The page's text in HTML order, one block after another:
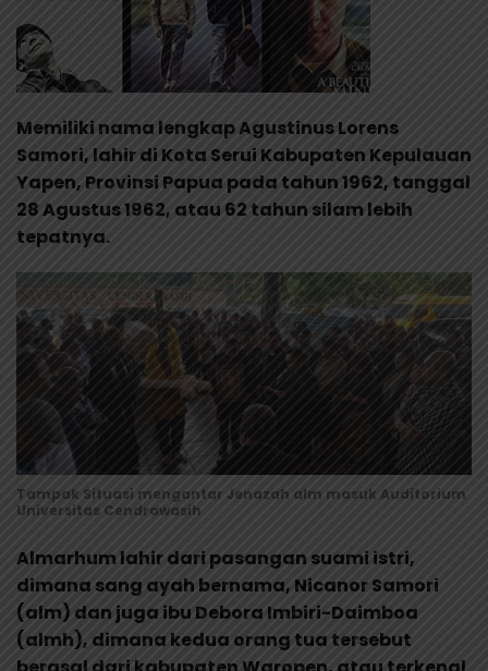
Memiliki nama lengkap Agustinus Lorens
Samori, lahir di Kota Serui Kabupaten Kepulauan
Yapen, Provinsi Papua pada tahun 1962, tanggal
28 Agustus 1962, atau 62 tahun silam lebih
tepatnya.
Tampak Situasi mengantar Jenazah alm masuk Auditorium
Universitas Cendrawasih
Almarhum lahir dari pasangan suami istri,
dimana sang ayah bernama, Nicanor Samori
(alm) dan juga ibu Debora Imbiri-Daimboa
(almh), dimana kedua orang tua tersebut